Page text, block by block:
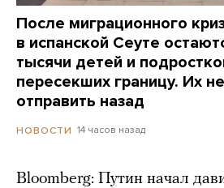
После миграционного
в испанской Сеуте
тысячи детей и
пересекших границу. Их
отправить назад
НОВОСТИ 14 часов назад
Bloomberg: Путин начал